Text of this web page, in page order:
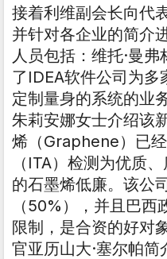
接着利维副会长向代
并针对各企业的简介
人员包括：维托·曼
了IDEA软件公司为多
定制量身的系统的业
朱莉安娜女士介绍该
烯（Graphene）已
（ITA）检测为优质
的石墨烯低廉。该公
（50%），并且巴西
限制，是合资的好对
官亚历山大·塞尔帕